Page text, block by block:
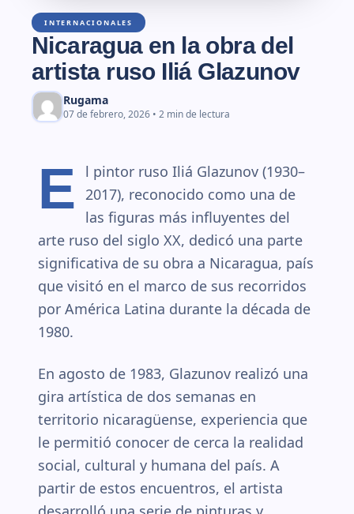
INTERNACIONALES
Nicaragua en la obra del
artista ruso Iliá Glazunov
Rugama
07 de febrero, 2026 • 2 min de lectura
E
l pintor ruso Iliá Glazunov (1930–
2017), reconocido como una de
las figuras más influyentes del
arte ruso del siglo XX, dedicó una parte
significativa de su obra a Nicaragua, país
que visitó en el marco de sus recorridos
por América Latina durante la década de
1980.
En agosto de 1983, Glazunov realizó una
gira artística de dos semanas en
territorio nicaragüense, experiencia que
le permitió conocer de cerca la realidad
social, cultural y humana del país. A
partir de estos encuentros, el artista